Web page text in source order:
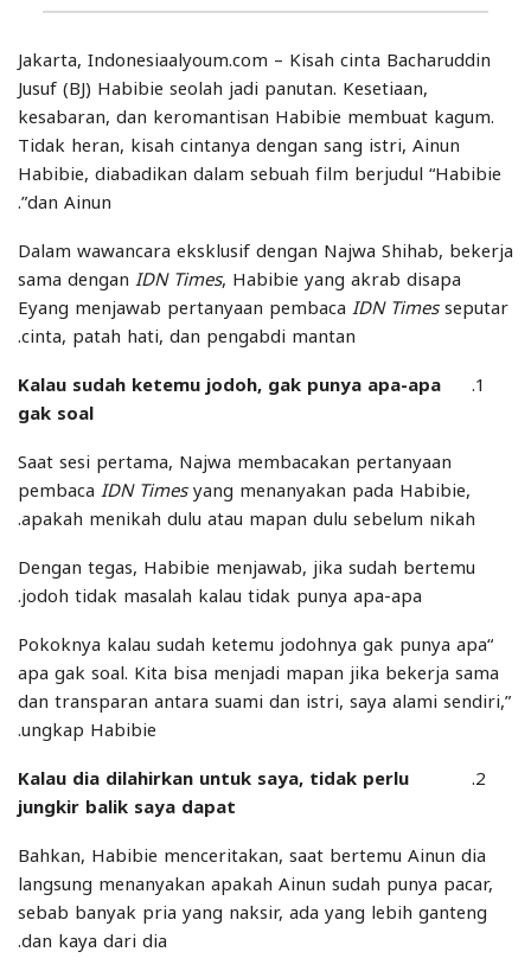
Jakarta, Indonesiaalyoum.com – Kisah cinta Bacharuddin
Jusuf (BJ) Habibie seolah jadi panutan. Kesetiaan,
kesabaran, dan keromantisan Habibie membuat kagum.
Tidak heran, kisah cintanya dengan sang istri, Ainun
Habibie, diabadikan dalam sebuah film berjudul “Habibie
dan Ainun”.
Dalam wawancara eksklusif dengan Najwa Shihab, bekerja
sama dengan IDN Times, Habibie yang akrab disapa
Eyang menjawab pertanyaan pembaca IDN Timesseputar
cinta, patah hati, dan pengabdi mantan.
Kalau sudah ketemu jodoh, gak punya apa-apa
gak soal
Saat sesi pertama, Najwa membacakan pertanyaan
pembaca IDN Timesyang menanyakan pada Habibie,
apakah menikah dulu atau mapan dulu sebelum nikah.
Dengan tegas, Habibie menjawab, jika sudah bertemu
jodoh tidak masalah kalau tidak punya apa-apa.
“Pokoknya kalau sudah ketemu jodohnya gak punya apa
apa gak soal. Kita bisa menjadi mapan jika bekerja sama
dan transparan antara suami dan istri, saya alami sendiri,”
ungkap Habibie.
Kalau dia dilahirkan untuk saya, tidak perlu
jungkir balik saya dapat
Bahkan, Habibie menceritakan, saat bertemu Ainun dia
langsung menanyakan apakah Ainun sudah punya pacar,
sebab banyak pria yang naksir, ada yang lebih ganteng
dan kaya dari dia.